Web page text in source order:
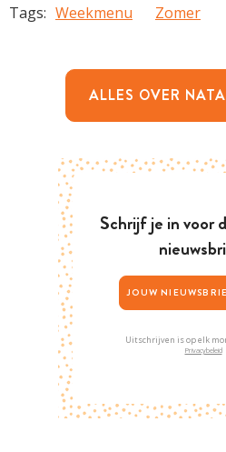
Tags: Weekmenu Zomer
ALLES OVER
Schrijf je in voor
Uitschrijven is op elk
Privacybeleid